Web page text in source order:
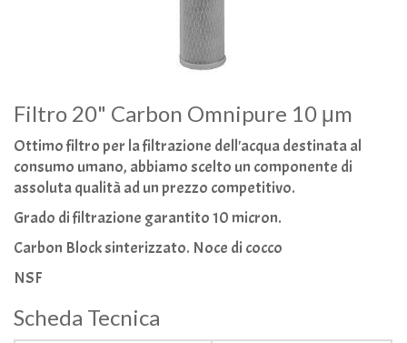
Filtro 20" Carbon Omnipure 10 μm
Ottimo filtro per la filtrazione dell'acqua destinata al
consumo umano, abbiamo scelto un componente di
assoluta qualità ad un prezzo competitivo.
Grado di filtrazione garantito 10 micron.
Carbon Block sinterizzato. Noce di cocco
NSF
Scheda Tecnica